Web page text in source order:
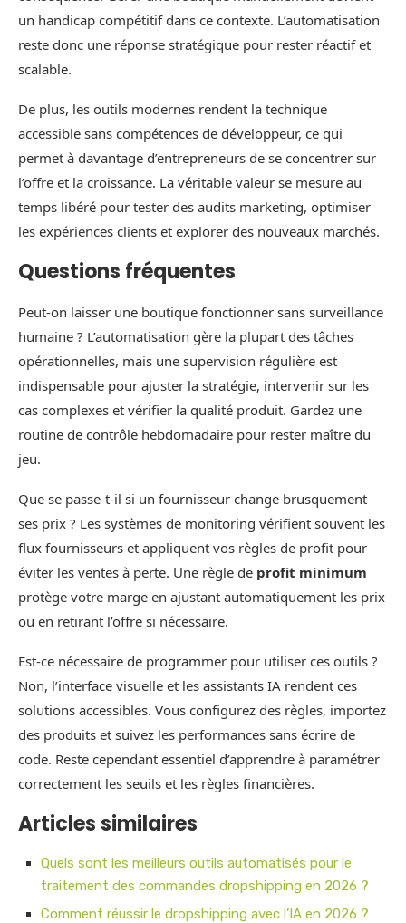
un handicap compétitif dans ce contexte. L’automatisation
reste donc une réponse stratégique pour rester réactif et
scalable.
De plus, les outils modernes rendent la technique
accessible sans compétences de développeur, ce qui
permet à davantage d’entrepreneurs de se concentrer sur
l’offre et la croissance. La véritable valeur se mesure au
temps libéré pour tester des audits marketing, optimiser
les expériences clients et explorer des nouveaux marchés.
Questions fréquentes
Peut-on laisser une boutique fonctionner sans surveillance
humaine ? L’automatisation gère la plupart des tâches
opérationnelles, mais une supervision régulière est
indispensable pour ajuster la stratégie, intervenir sur les
cas complexes et vérifier la qualité produit. Gardez une
routine de contrôle hebdomadaire pour rester maître du
jeu.
Que se passe-t-il si un fournisseur change brusquement
ses prix ? Les systèmes de monitoring vérifient souvent les
flux fournisseurs et appliquent vos règles de profit pour
éviter les ventes à perte. Une règle de profit minimum
protège votre marge en ajustant automatiquement les prix
ou en retirant l’offre si nécessaire.
Est-ce nécessaire de programmer pour utiliser ces outils ?
Non, l’interface visuelle et les assistants IA rendent ces
solutions accessibles. Vous configurez des règles, importez
des produits et suivez les performances sans écrire de
code. Reste cependant essentiel d’apprendre à paramétrer
correctement les seuils et les règles financières.
Articles similaires
Quels sont les meilleurs outils automatisés pour le
traitement des commandes dropshipping en 2026 ?
Comment réussir le dropshipping avec l’IA en 2026 ?